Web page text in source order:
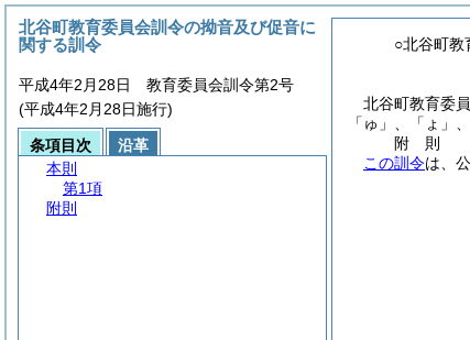
○北谷町教
北谷町教育委
「ゅ」、「ょ」
附 則
この訓令は、
北谷町教育委員会訓令の拗音及び促音に
関する訓令
平成4年2月28日 教育委員会訓令第2号
(平成4年2月28日施行)
条項目次
沿革
本則
第1項
附則